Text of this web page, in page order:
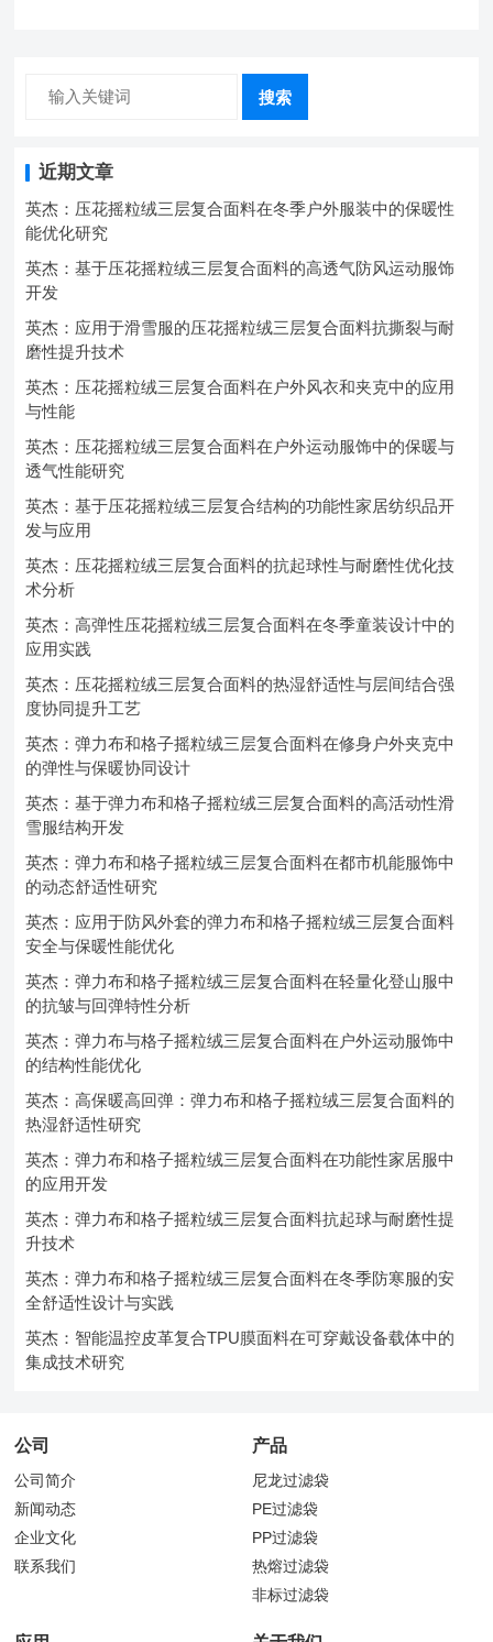
搜索
近期文章
英杰：压花摇粒绒三层复合面料在冬季户外服装中的保暖性
能优化研究
英杰：基于压花摇粒绒三层复合面料的高透气防风运动服饰
开发
英杰：应用于滑雪服的压花摇粒绒三层复合面料抗撕裂与耐
磨性提升技术
英杰：压花摇粒绒三层复合面料在户外风衣和夹克中的应用
与性能
英杰：压花摇粒绒三层复合面料在户外运动服饰中的保暖与
透气性能研究
英杰：基于压花摇粒绒三层复合结构的功能性家居纺织品开
发与应用
英杰：压花摇粒绒三层复合面料的抗起球性与耐磨性优化技
术分析
英杰：高弹性压花摇粒绒三层复合面料在冬季童装设计中的
应用实践
英杰：压花摇粒绒三层复合面料的热湿舒适性与层间结合强
度协同提升工艺
英杰：弹力布和格子摇粒绒三层复合面料在修身户外夹克中
的弹性与保暖协同设计
英杰：基于弹力布和格子摇粒绒三层复合面料的高活动性滑
雪服结构开发
英杰：弹力布和格子摇粒绒三层复合面料在都市机能服饰中
的动态舒适性研究
英杰：应用于防风外套的弹力布和格子摇粒绒三层复合面料
安全与保暖性能优化
英杰：弹力布和格子摇粒绒三层复合面料在轻量化登山服中
的抗皱与回弹特性分析
英杰：弹力布与格子摇粒绒三层复合面料在户外运动服饰中
的结构性能优化
英杰：高保暖高回弹：弹力布和格子摇粒绒三层复合面料的
热湿舒适性研究
英杰：弹力布和格子摇粒绒三层复合面料在功能性家居服中
的应用开发
英杰：弹力布和格子摇粒绒三层复合面料抗起球与耐磨性提
升技术
英杰：弹力布和格子摇粒绒三层复合面料在冬季防寒服的安
全舒适性设计与实践
英杰：智能温控皮革复合TPU膜面料在可穿戴设备载体中的
集成技术研究
公司
公司简介
新闻动态
企业文化
联系我们
产品
尼龙过滤袋
PE过滤袋
PP过滤袋
热熔过滤袋
非标过滤袋